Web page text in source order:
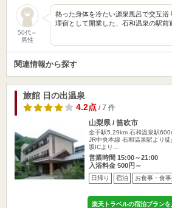
50代～
男性
熱った身体を冷たい源泉風呂で交互浴
理宿として開業した、石和温泉の駅前
関連情報から探す
旅館 日の出温泉
4.2点/ 7 件
山梨県 / 笛吹市
金手駅5.29km 石和温泉駅
JR中央本線 石和温泉駅より
坂ICより…
営業時間 15:00～21:00
入浴料金 500円～
日帰り 宿泊 お食事・食
楽天トラベルの宿泊プランを